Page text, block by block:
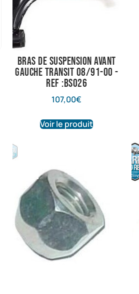
bras de suspension avant
gauche transit 08/91-00 -
ref :BS026
107,00€
Voir le produit